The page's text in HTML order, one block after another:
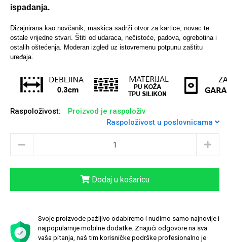
ispadanja.
Dizajnirana kao novčanik, maskica sadrži otvor za kartice, novac te
ostale vrijedne stvari. Štiti od udaraca, nečistoće, padova, ogrebotina i
ostalih oštećenja. Moderan izgled uz istovremenu potpunu zaštitu
uređaja.
Raspoloživost:
Proizvod je raspoloživ
Raspoloživost u poslovnicama
Dodaj u košaricu
Svoje proizvode pažljivo odabiremo i nudimo samo najnovije i
najpopularnije mobilne dodatke. Znajući odgovore na sva
vaša pitanja, naš tim korisničke podrške profesionalno je
Sleng Feel Good
Takeoff
Preklopne maskice